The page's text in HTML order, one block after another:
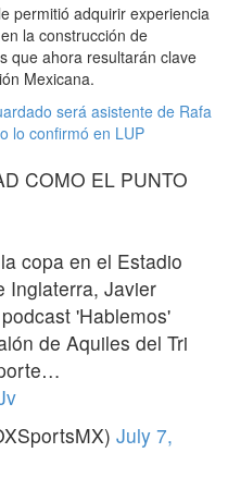
permitió adquirir experiencia
la construcción de
que ahora resultarán clave
Mexicana.
será asistente de Rafa
lo confirmó en LUP
COMO EL PUNTO
copa en el Estadio
Inglaterra, Javier
'Hablemos'
de Aquiles del Tri
July 7,